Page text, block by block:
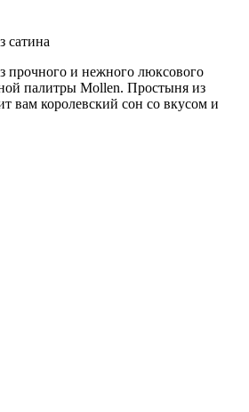
сатина
прочного и нежного люксового
палитры Mollen. Простыня из
вам королевский сон со вкусом и